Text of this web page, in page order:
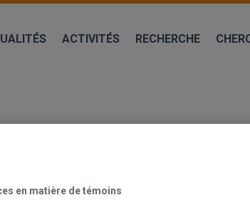
ACTIVITÉS RECHERCHE
en matière de témoins